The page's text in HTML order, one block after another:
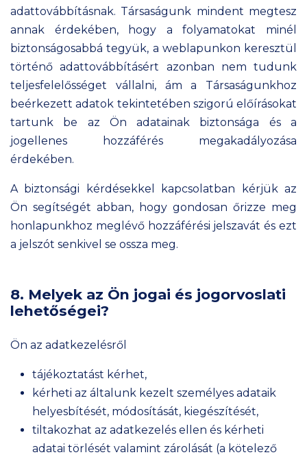
adattovábbításnak. Társaságunk mindent megtesz
annak érdekében, hogy a folyamatokat minél
biztonságosabbá tegyük, a weblapunkon keresztül
történő adattovábbításért azonban nem tudunk
teljesfelelősséget vállalni, ám a Társaságunkhoz
beérkezett adatok tekintetében szigorú előírásokat
tartunk be az Ön adatainak biztonsága és a
jogellenes hozzáférés megakadályozása
érdekében.
A biztonsági kérdésekkel kapcsolatban kérjük az
Ön segítségét abban, hogy gondosan őrizze meg
honlapunkhoz meglévő hozzáférési jelszavát és ezt
a jelszót senkivel se ossza meg.
8. Melyek az Ön jogai és jogorvoslati
lehetőségei?
Ön az adatkezelésről
tájékoztatást kérhet,
kérheti az általunk kezelt személyes adataik
helyesbítését, módosítását, kiegészítését,
tiltakozhat az adatkezelés ellen és kérheti
adatai törlését valamint zárolását (a kötelező